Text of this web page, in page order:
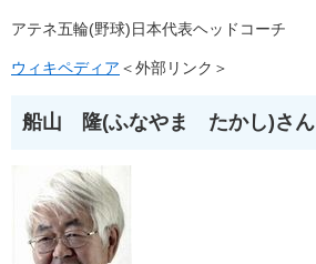
アテネ五輪(野球)日本代表ヘッドコーチ
ウィキペディア ＜外部リンク＞
船山 隆(ふなやま たかし)さん